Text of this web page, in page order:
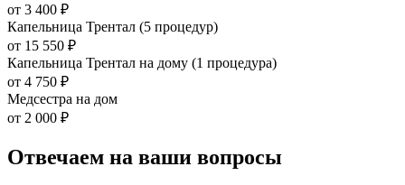
от 3 400 ₽
Капельница Трентал (5 процедур)
от 15 550 ₽
Капельница Трентал на дому (1 процедура)
от 4 750 ₽
Медсестра на дом
от 2 000 ₽
Отвечаем на ваши вопросы